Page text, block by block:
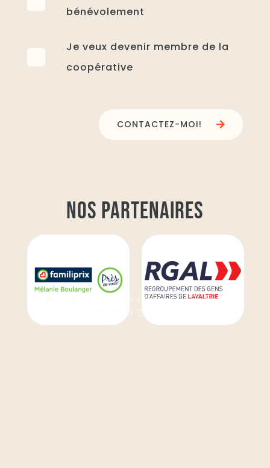
bénévolement
Je veux devenir membre de la
coopérative
CONTACTEZ-MOI!
NOS PARTENAIRES